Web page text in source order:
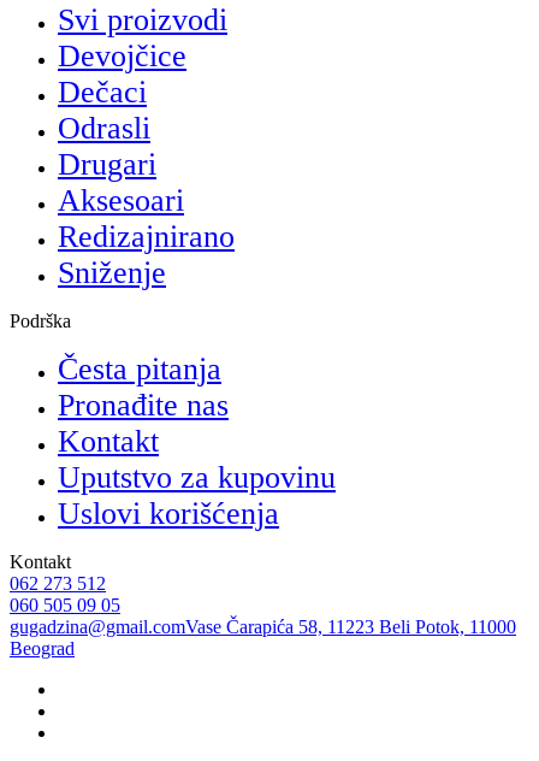
Svi proizvodi
Devojčice
Dečaci
Odrasli
Drugari
Aksesoari
Redizajnirano
Sniženje
Podrška
Česta pitanja
Pronađite nas
Kontakt
Uputstvo za kupovinu
Uslovi korišćenja
Kontakt
062 273 512
060 505 09 05
gugadzina@gmail.comVase Čarapića 58, 11223 Beli Potok, 11000
Beograd